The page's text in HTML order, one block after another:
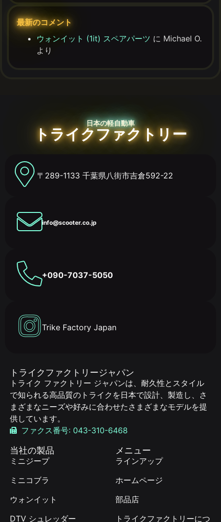
最新のコメント
ウォンイット (1it) スペアパーツ に Michael O.
より
日本の軽自動車
トライクファクトリー
〒289-1133 千葉県八街市吉倉592-22
info@scooter.co.jp
+090-7037-5050
Trike Factory Japan
当社の製品
ミニジープ
ミニコブラ
ウォンイット
DTV シュレッダー
メニュー
ラインアップ
ホームページ
部品店
トライクファクトリーにつ
トライクファクトリージャパン
トライク ファクトリー ジャパンは、耐久性とスタイル
で知られる高品質のトライクを日本で設計、製造し、さ
まざまなニーズや好みに合わせたさまざまなモデルを提
供しています。
ファクス番号: 043-310-6468